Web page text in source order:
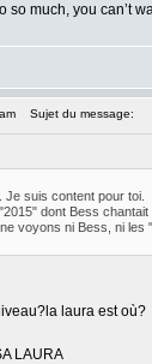
so much, you can’t
Sujet du message:
Je suis content pour toi.
dont Bess chantait
voyons ni Bess, ni les
laura est où?
LAURA